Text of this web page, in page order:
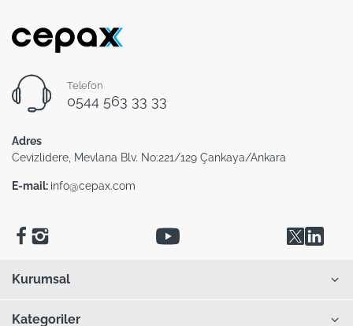
Telefon
0544 563 33 33
Adres
Cevizlidere, Mevlana Blv. No:221/129 Çankaya/Ankara
E-mail: info@cepax.com
Kurumsal
Kategoriler